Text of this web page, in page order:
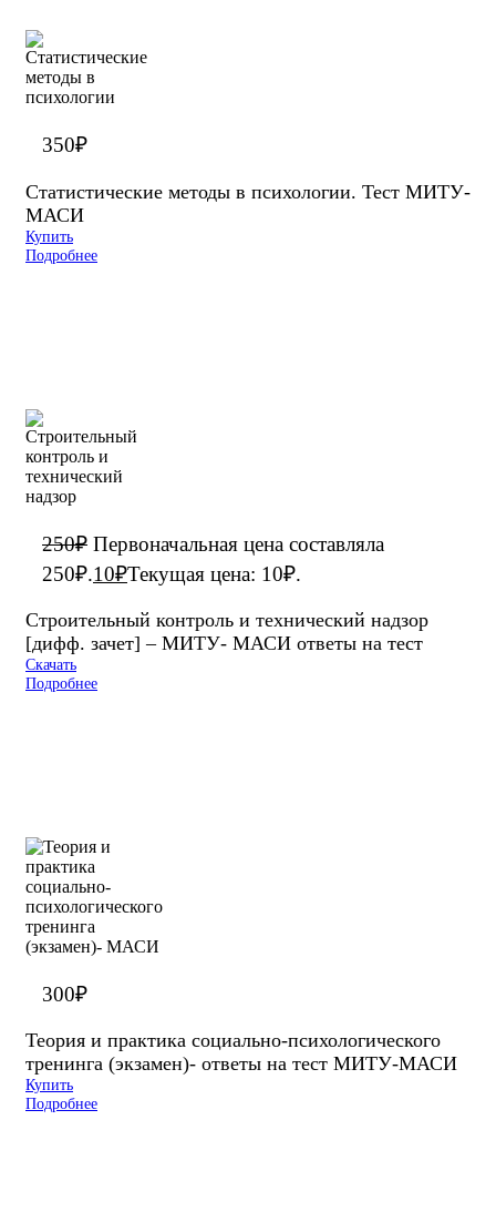
350₽
Статистические методы в психологии. Тест МИТУ-
МАСИ
Купить
Подробнее
250₽ Первоначальная цена составляла
250₽.10₽Текущая цена: 10₽.
Строительный контроль и технический надзор
[дифф. зачет] – МИТУ- МАСИ ответы на тест
Скачать
Подробнее
300₽
Теория и практика социально-психологического
тренинга (экзамен)- ответы на тест МИТУ-МАСИ
Купить
Подробнее